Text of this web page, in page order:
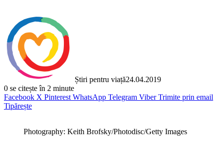
Știri pentru viață24.04.2019
0 se citește în 2 minute
Facebook X Pinterest WhatsApp Telegram Viber Trimite prin email
Tipărește
Photography: Keith Brofsky/Photodisc/Getty Images